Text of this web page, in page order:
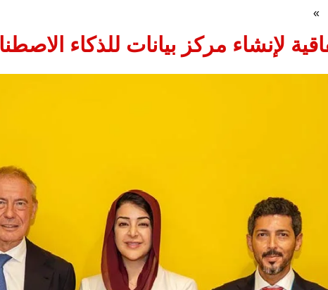
»